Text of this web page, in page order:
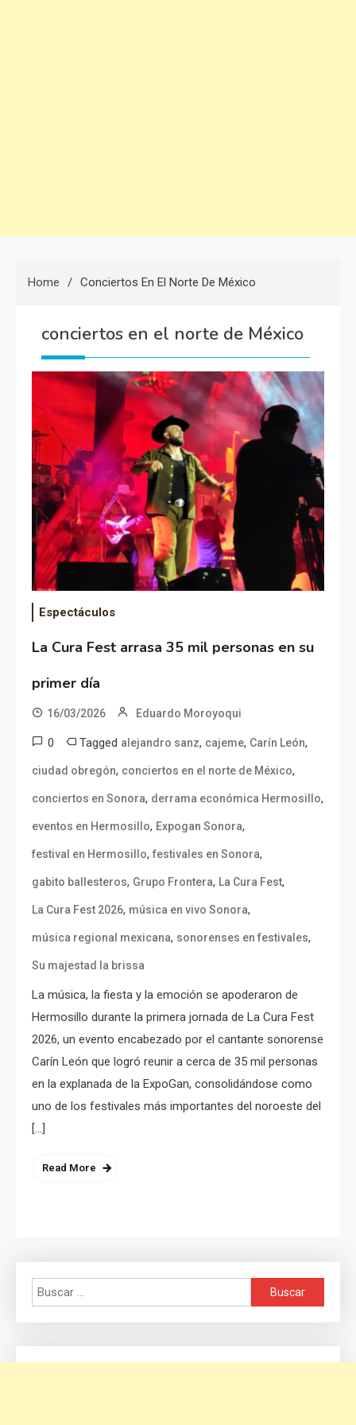
Home Conciertos En El Norte De México
conciertos en el norte de México
Espectáculos
La Cura Fest arrasa 35 mil personas en su
primer día
16/03/2026 Eduardo Moroyoqui
0 Tagged alejandro sanz, cajeme, Carín León,
ciudad obregón, conciertos en el norte de México,
conciertos en Sonora, derrama económica Hermosillo,
eventos en Hermosillo, Expogan Sonora,
festival en Hermosillo, festivales en Sonora,
gabito ballesteros, Grupo Frontera, La Cura Fest,
La Cura Fest 2026, música en vivo Sonora,
música regional mexicana, sonorenses en festivales,
Su majestad la brissa
La música, la fiesta y la emoción se apoderaron de
Hermosillo durante la primera jornada de La Cura Fest
2026, un evento encabezado por el cantante sonorense
Carín León que logró reunir a cerca de 35 mil personas
en la explanada de la ExpoGan, consolidándose como
uno de los festivales más importantes del noroeste del
[…]
Read More
Buscar: